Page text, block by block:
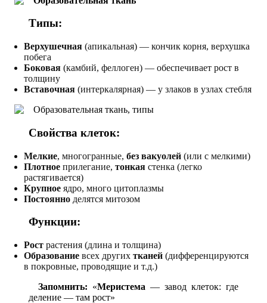
Типы:
Верхушечная (апикальная) — кончик корня, верхушка
побега
Боковая (камбий, феллоген) — обеспечивает рост в
толщину
Вставочная (интеркалярная) — у злаков в узлах стебля
Свойства клеток:
Мелкие, многогранные, без вакуолей (или с мелкими)
Плотное прилегание, тонкая стенка (легко
растягивается)
Крупное ядро, много цитоплазмы
Постоянно делятся митозом
Функции:
Рост растения (длина и толщина)
Образование всех других тканей (дифференцируются
в покровные, проводящие и т.д.)
Запомнить: «Меристема — завод клеток: где
деление — там рост»